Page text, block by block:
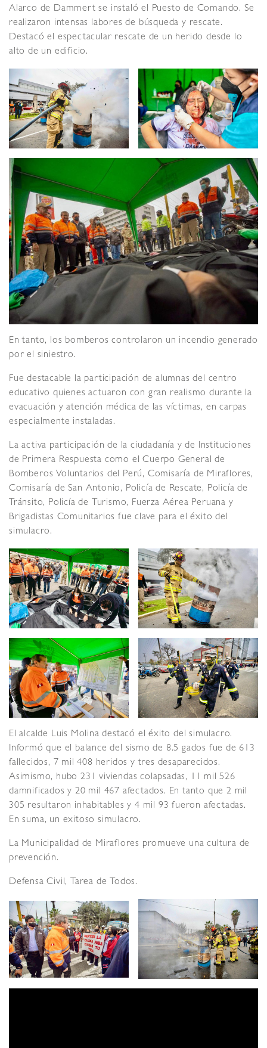
Alarco de Dammert se instaló el Puesto de Comando. Se
realizaron intensas labores de búsqueda y rescate.
Destacó el espectacular rescate de un herido desde lo
alto de un edificio.
En tanto, los bomberos controlaron un incendio generado
por el siniestro.
Fue destacable la participación de alumnas del centro
educativo quienes actuaron con gran realismo durante la
evacuación y atención médica de las víctimas, en carpas
especialmente instaladas.
La activa participación de la ciudadanía y de Instituciones
de Primera Respuesta como el Cuerpo General de
Bomberos Voluntarios del Perú, Comisaría de Miraflores,
Comisaría de San Antonio, Policía de Rescate, Policía de
Tránsito, Policía de Turismo, Fuerza Aérea Peruana y
Brigadistas Comunitarios fue clave para el éxito del
simulacro.
El alcalde Luis Molina destacó el éxito del simulacro.
Informó que el balance del sismo de 8.5 gados fue de 613
fallecidos, 7 mil 408 heridos y tres desaparecidos.
Asimismo, hubo 231 viviendas colapsadas, 11 mil 526
damnificados y 20 mil 467 afectados. En tanto que 2 mil
305 resultaron inhabitables y 4 mil 93 fueron afectadas.
En suma, un exitoso simulacro.
La Municipalidad de Miraflores promueve una cultura de
prevención.
Defensa Civil, Tarea de Todos.